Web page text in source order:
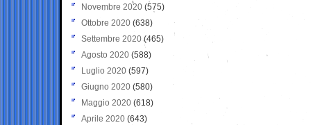
Novembre 2020 (575)
Ottobre 2020 (638)
Settembre 2020(465)
Agosto 2020 (588)
Luglio 2020 (597)
Giugno 2020 (580)
Maggio 2020 (618)
Aprile 2020 (643)